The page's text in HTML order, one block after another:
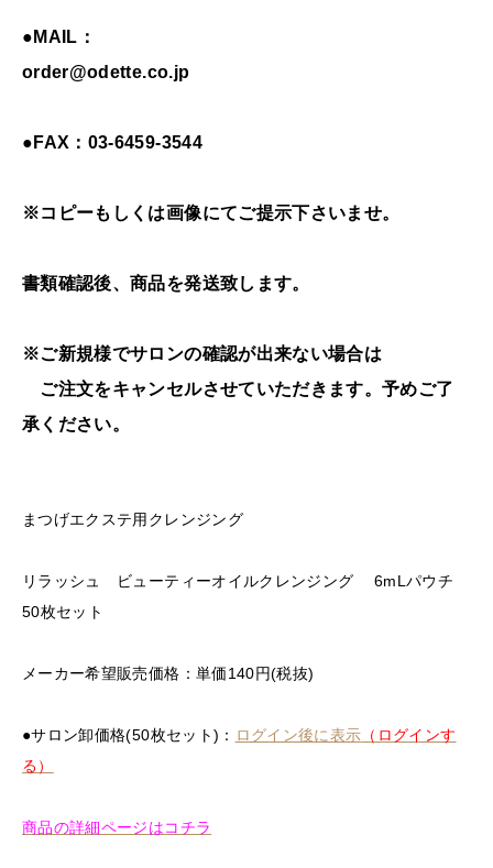
●MAIL：
order@odette.co.jp
●FAX：03-6459-3544
※コピーもしくは画像にてご提示下さいませ。
書類確認後、商品を発送致します。
※ご新規様でサロンの確認が出来ない場合は
ご注文をキャンセルさせていただきます。予めご了
承ください。
まつげエクステ用クレンジング
リラッシュ ビューティーオイルクレンジング 6mLパウチ
50枚セット
メーカー希望販売価格：単価140円(税抜)
●サロン卸価格(50枚セット)： ログイン後に表示 （ログインす
る）
商品の詳細ページはコチラ